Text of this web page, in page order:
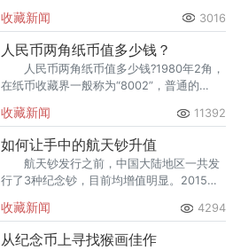
别。
收藏新闻 3016
人民币两角纸币值多少钱？
人民币两角纸币值多少钱?1980年2角，
在纸币收藏界一般称为“8002”，普通的
成刀的每张约3元，散张
收藏新闻 11392
如何让手中的航天钞升值
航天钞发行之前，中国大陆地区一共发
行了3种纪念钞，目前均增值明显。2015年
成交日期：2015-12-22
收藏新闻 4294
从纪念币上寻找猴画佳作